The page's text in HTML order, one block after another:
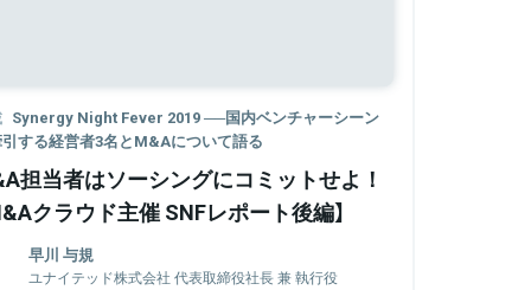
Synergy Night Fever 2019 ──国内ベンチャーシーン
する経営者3名とM&Aについて語る
担当者はソーシングにコミットせよ！
クラウド主催 SNFレポート後編】
早川 与規
ユナイテッド株式会社 代表取締役社長 兼 執行役